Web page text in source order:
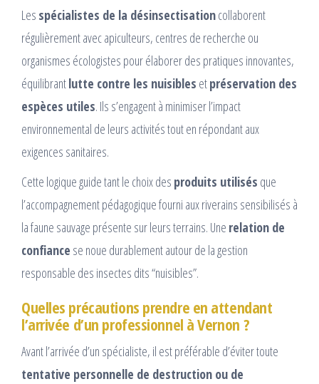
Les spécialistes de la désinsectisationcollaborent
régulièrement avec apiculteurs, centres de recherche ou
organismes écologistes pour élaborer des pratiques innovantes,
équilibrantlutte contre les nuisibles etpréservation des
espèces utiles. Ils s’engagent à minimiser l’impact
environnemental de leurs activités tout en répondant aux
exigences sanitaires.
Cette logique guide tant le choix des produits utilisés que
l’accompagnement pédagogique fourni aux riverains sensibilisés à
la faune sauvage présente sur leurs terrains. Une relation de
confiance se noue durablement autour de la gestion
responsable des insectes dits “nuisibles”.
Quelles précautions prendre en attendant
l’arrivée d’un professionnel à Vernon ?
Avant l’arrivée d’un spécialiste, il est préférable d’éviter toute
tentative personnelle de destruction ou de